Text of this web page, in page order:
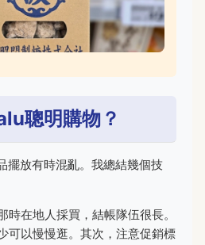
聰明購物？
擺放有時混亂。我總結幾個技
在地人採買，結帳隊伍很長。
可以慢慢逛。其次，注意促銷標